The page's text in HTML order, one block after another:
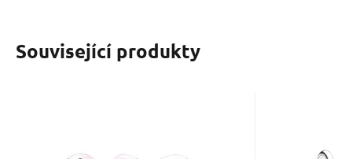
Související produkty